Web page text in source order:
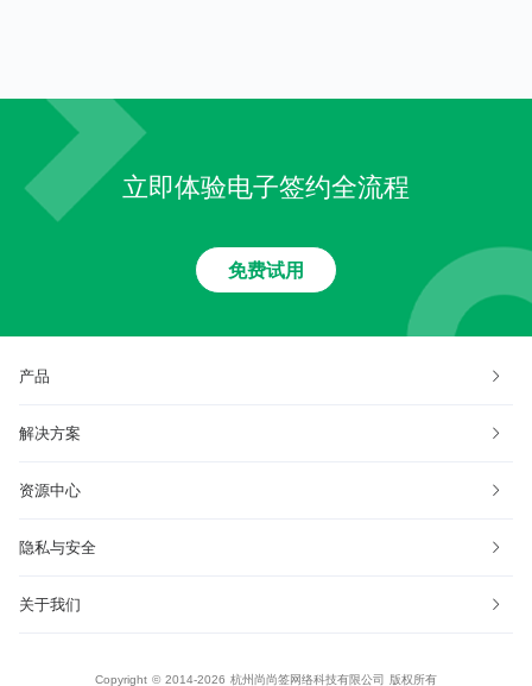
立即体验电子签约全流程
免费试用
产品
解决方案
资源中心
隐私与安全
关于我们
Copyright © 2014-2026 杭州尚尚签网络科技有限公司 版权所有